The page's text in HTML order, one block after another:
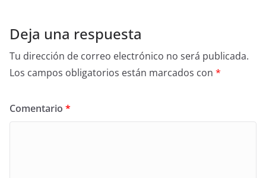
Deja una respuesta
Tu dirección de correo electrónico no será publicada.
Los campos obligatorios están marcados con *
Comentario *